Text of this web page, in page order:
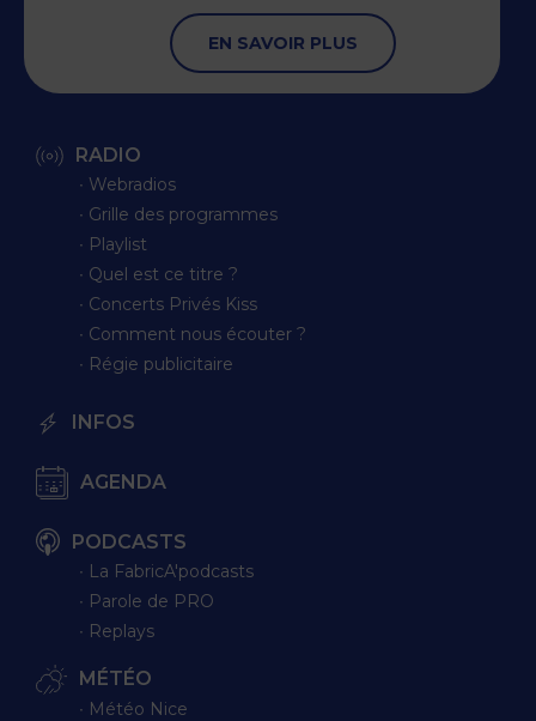
EN SAVOIR PLUS
RADIO
∙ Webradios
∙ Grille des programmes
∙ Playlist
∙ Quel est ce titre ?
∙ Concerts Privés Kiss
∙ Comment nous écouter ?
∙ Régie publicitaire
INFOS
AGENDA
PODCASTS
∙ La FabricA'podcasts
∙ Parole de PRO
∙ Replays
MÉTÉO
∙ Météo Nice